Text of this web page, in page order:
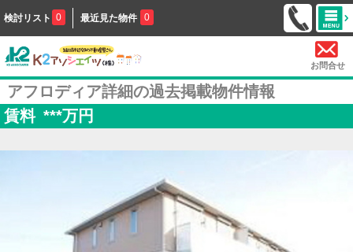
検討リスト 0 最近見た物件 0
お問合せ
アフロディア詳細の過去掲載物件情報
賃料 ***万円